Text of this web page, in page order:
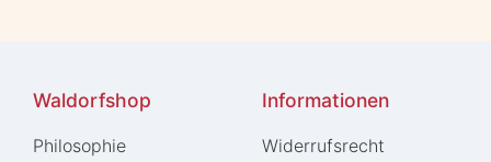
Waldorfshop
Philosophie
Informationen
Widerrufs­recht